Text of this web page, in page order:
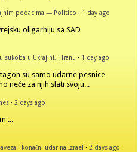
podacima — Politico · 1 day ago
oligarhiju sa SAD
sukoba u Ukrajini, i Iranu · 1 day ago
su samo udarne pesnice
neće za njih slati svoju...
·2 days ago
...
i konačni udar na Izrael ·2 days ago